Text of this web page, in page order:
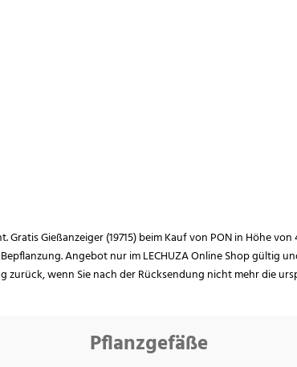
Gratis Gießanzeiger (19715) beim Kauf von PON in Höhe
Angebot nur im LECHUZA Online Shop gültig
zurück, wenn Sie nach der Rücksendung nicht mehr die
Pflanzgefäße